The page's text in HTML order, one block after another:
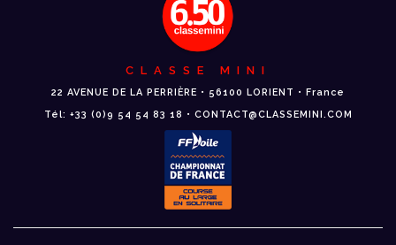
CLASSE MINI
22 AVENUE DE LA PERRIÈRE • 56100 LORIENT • France
Tél: +33 (0)9 54 54 83 18 • CONTACT@CLASSEMINI.COM